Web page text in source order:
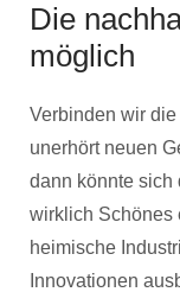
Die
möglich
Verbinden wir
unerhört neuen
dann könnte sich
wirklich Schönes
heimische
Innovationen